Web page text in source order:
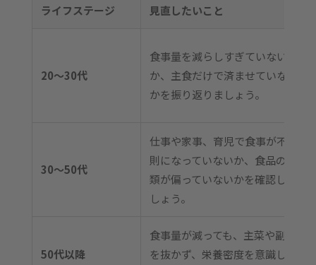
ライフステージ 見直したいこと
20〜30代
食事量を減らしすぎていない
か、主食だけで済ませていない
かを振り返りましょう。
30〜50代
仕事や家事、育児で食事が不規
則になっていないか、食品の種
類が偏っていないかを確認しま
しょう。
50代以降
食事量が減っても、主菜や副菜
を抜かず、栄養密度を意識した